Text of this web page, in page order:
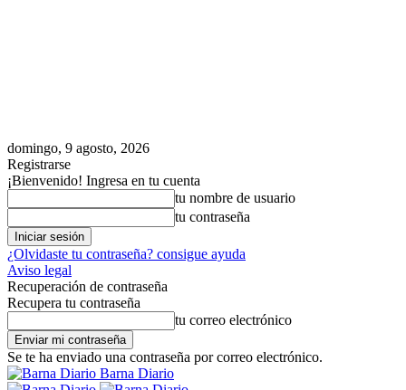
domingo, 9 agosto, 2026
Registrarse
¡Bienvenido! Ingresa en tu cuenta
tu nombre de usuario
tu contraseña
¿Olvidaste tu contraseña? consigue ayuda
Aviso legal
Recuperación de contraseña
Recupera tu contraseña
tu correo electrónico
Se te ha enviado una contraseña por correo electrónico.
Barna Diario